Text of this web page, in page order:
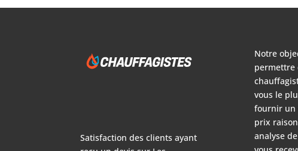
Satisfaction des clients ayant
Notre
permettre
vous le
fournir un
prix
analyse